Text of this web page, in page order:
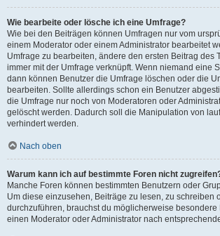
Wie bearbeite oder lösche ich eine Umfrage?
Wie bei den Beiträgen können Umfragen nur vom
einem Moderator oder einem Administrator bearbeitet
Umfrage zu bearbeiten, ändere den ersten Beitrag des
immer mit der Umfrage verknüpft. Wenn niemand eine
dann können Benutzer die Umfrage löschen oder die
bearbeiten. Sollte allerdings schon ein Benutzer
die Umfrage nur noch von Moderatoren oder
gelöscht werden. Dadurch soll die Manipulation von
verhindert werden.
Nach oben
Warum kann ich auf bestimmte Foren nicht
Manche Foren können bestimmten Benutzern oder
Um diese einzusehen, Beiträge zu lesen, zu schreiben
durchzuführen, brauchst du möglicherweise besondere
einen Moderator oder Administrator nach